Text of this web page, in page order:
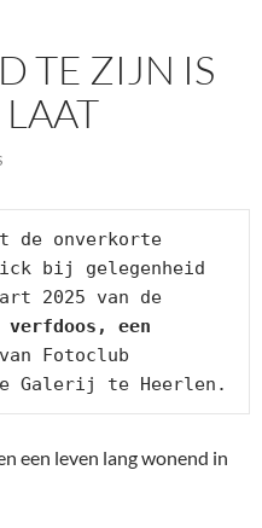
TE ZIJN IS
de onverkorte
bij gelegenheid
2025 van de
verfdoos, een
van Fotoclub
Galerij te Heerlen.
een leven lang wonend in